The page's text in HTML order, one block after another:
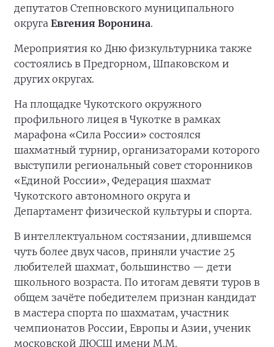
депутатов Степновского муниципального
округа Евгения Воронина.
Мероприятия ко Дню физкультурника также
состоялись в Предгорном, Шпаковском и
других округах.
На площадке Чукотского окружного
профильного лицея в Чукотке в рамках
марафона «Сила России» состоялся
шахматный турнир, организаторами которого
выступили региональный совет сторонников
«Единой России», Федерация шахмат
Чукотского автономного округа и
Департамент физической культуры и спорта.
В интеллектуальном состязании, длившемся
чуть более двух часов, приняли участие 25
любителей шахмат, большинство — дети
школьного возраста. По итогам девяти туров в
общем зачёте победителем признан кандидат
в мастера спорта по шахматам, участник
чемпионатов России, Европы и Азии, ученик
московской ДЮСШ имени М.М.